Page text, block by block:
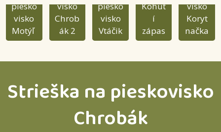
piesko
visko
Motýľ
visko
Chrob
ák 2
piesko
visko
Vtáčik
Kohút
í
zápas
visko
Koryt
načka
Strieška na pieskovisko
Chrobák